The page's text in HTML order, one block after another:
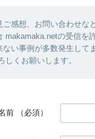
感想、お問い合わせな
makamaka.netの受信を
ない事例が多数発生して
しくお願いします。
前 （必須）